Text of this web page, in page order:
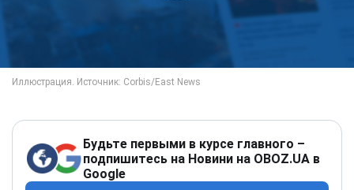
Будьте первыми в курсе главного –
подпишитесь на Новини на OBOZ.UA в
Google